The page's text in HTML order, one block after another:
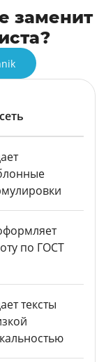
заменит
по ГОСТ
тексты